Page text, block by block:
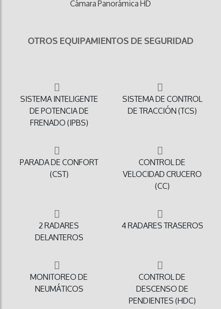
OTROS EQUIPAMIENTOS DE SEGURIDAD
SISTEMA INTELIGENTE
DE POTENCIA DE
FRENADO (IPBS)
SISTEMA DE CONTROL
DE TRACCIÓN (TCS)
PARADA DE CONFORT
(CST)
CONTROL DE
VELOCIDAD CRUCERO
(CC)
2 RADARES
DELANTEROS
4 RADARES TRASEROS
MONITOREO DE
NEUMÁTICOS
CONTROL DE
DESCENSO DE
PENDIENTES (HDC)